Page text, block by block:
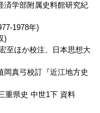
済学部附属史料館研究紀
1978年)
)
至ほか校注、日本思想大
岡真弓校訂『近江地方史
重県史 中世1下 資料